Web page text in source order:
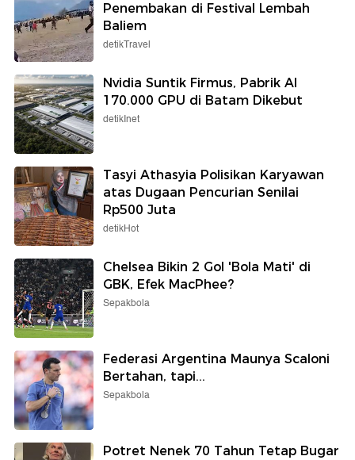
Penembakan di Festival Lembah
Baliem
detikTravel
Nvidia Suntik Firmus, Pabrik AI
170.000 GPU di Batam Dikebut
detikInet
Tasyi Athasyia Polisikan Karyawan
atas Dugaan Pencurian Senilai
Rp500 Juta
detikHot
Chelsea Bikin 2 Gol 'Bola Mati' di
GBK, Efek MacPhee?
Sepakbola
Federasi Argentina Maunya Scaloni
Bertahan, tapi...
Sepakbola
Potret Nenek 70 Tahun Tetap Bugar